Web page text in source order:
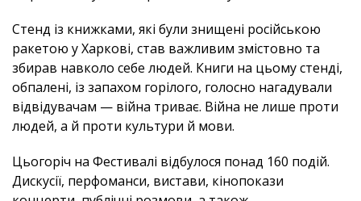
Стенд із книжками, які були знищені російською
ракетою у Харкові, став важливим змістовно та
збирав навколо себе людей. Книги на цьому стенді,
обпалені, із запахом горілого, голосно нагадували
відвідувачам — війна триває. Війна не лише проти
людей, а й проти культури й мови.
Цьогоріч на Фестивалі відбулося понад 160 подій.
Дискусії, перфоманси, вистави, кінопокази